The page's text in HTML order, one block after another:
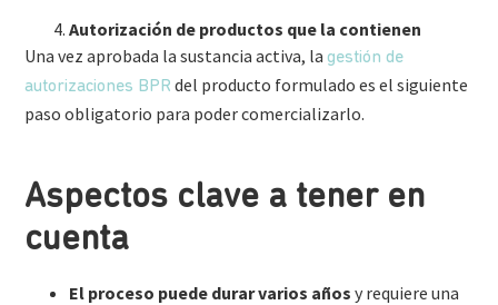
Autorización de productos que la contienen
Una vez aprobada la sustancia activa, lagestión de
autorizaciones BPR del producto formulado es el siguiente
paso obligatorio para poder comercializarlo.
Aspectos clave a tener en
cuenta
El proceso puede durar varios años y requiere una